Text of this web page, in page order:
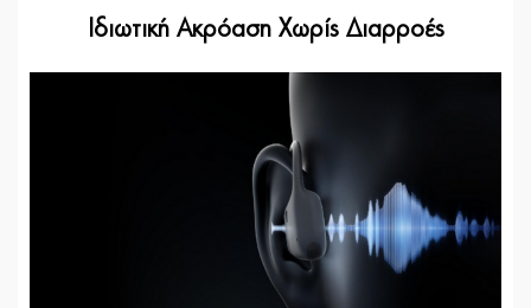
Ιδιωτική Ακρόαση Χωρίς Διαρροές